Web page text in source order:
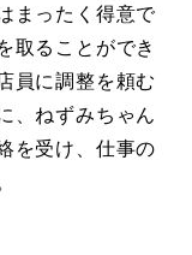
まったく得意で
取ることができ
員に調整を頼む
、ねずみちゃん
を受け、仕事の